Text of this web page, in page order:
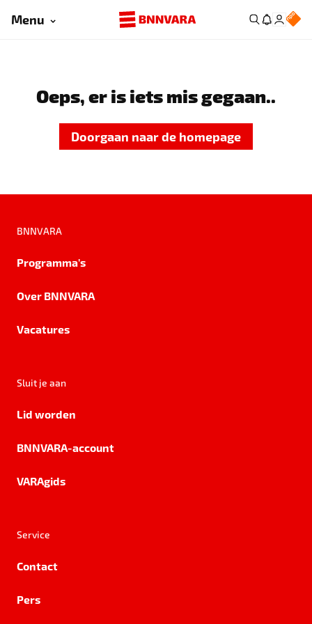
Menu
Oeps, er is iets mis gegaan..
Doorgaan naar de homepage
BNNVARA
Programma's
Over BNNVARA
Vacatures
Sluit je aan
Lid worden
BNNVARA-account
VARAgids
Service
Contact
Pers